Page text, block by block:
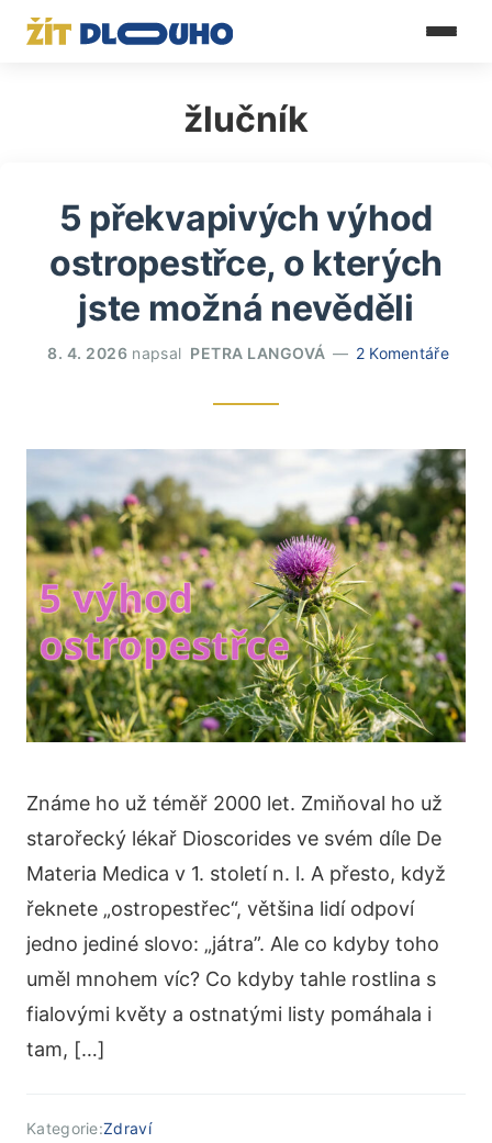
žlučník
5 překvapivých výhod
ostropestřce, o kterých
jste možná nevěděli
8. 4. 2026 napsal PETRA LANGOVÁ 2 Komentáře
Známe ho už téměř 2000 let. Zmiňoval ho už
starořecký lékař Dioscorides ve svém díle De
Materia Medica v 1. století n. l. A přesto, když
řeknete „ostropestřec“, většina lidí odpoví
jedno jediné slovo: „játra”. Ale co kdyby toho
uměl mnohem víc? Co kdyby tahle rostlina s
fialovými květy a ostnatými listy pomáhala i
tam, […]
Kategorie:Zdraví